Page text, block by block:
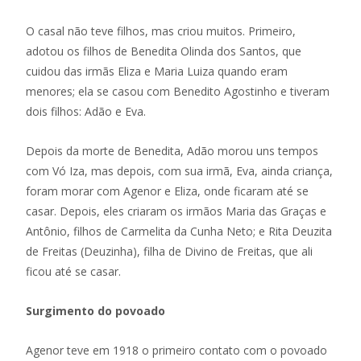
O casal não teve filhos, mas criou muitos. Primeiro,
adotou os filhos de Benedita Olinda dos Santos, que
cuidou das irmãs Eliza e Maria Luiza quando eram
menores; ela se casou com Benedito Agostinho e tiveram
dois filhos: Adão e Eva.
Depois da morte de Benedita, Adão morou uns tempos
com Vó Iza, mas depois, com sua irmã, Eva, ainda criança,
foram morar com Agenor e Eliza, onde ficaram até se
casar. Depois, eles criaram os irmãos Maria das Graças e
Antônio, filhos de Carmelita da Cunha Neto; e Rita Deuzita
de Freitas (Deuzinha), filha de Divino de Freitas, que ali
ficou até se casar.
Surgimento do povoado
Agenor teve em 1918 o primeiro contato com o povoado